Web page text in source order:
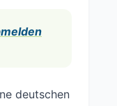
deutschen